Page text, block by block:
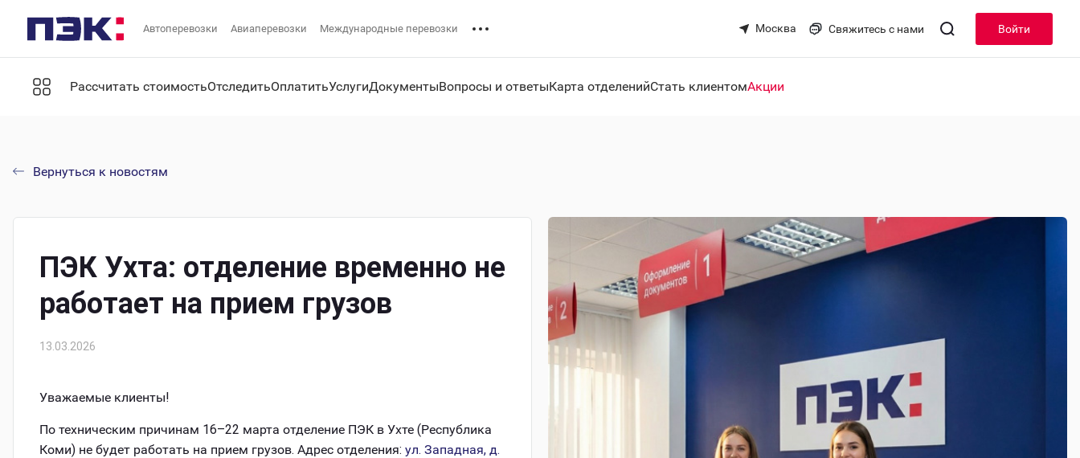
Автоперевозки Авиаперевозки Международные перевозки Москва Свяжитесь с нами Войти
Рассчитать стоимостьОтследитьОплатитьУслугиДокументыВопросы и ответыКарта отделенийСтать клиентомАкции
Вернуться к новостям
ПЭК Ухта: отделение временно не
работает на прием грузов
13.03.2026
Уважаемые клиенты!
По техническим причинам 16–22 марта отделение ПЭК в Ухте (Республика
Коми) не будет работать на прием грузов. Адрес отделения: ул. Западная, д.